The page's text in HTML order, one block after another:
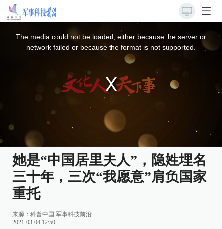
The media could not be loaded, either because the server or
network failed or because the format is not supported.
她是“中国居里夫人”，隐姓埋名
三十年，三次“我愿意”肩负国家
重托
来源： 科普中国-军事科技前沿
2021-03-04 12:50